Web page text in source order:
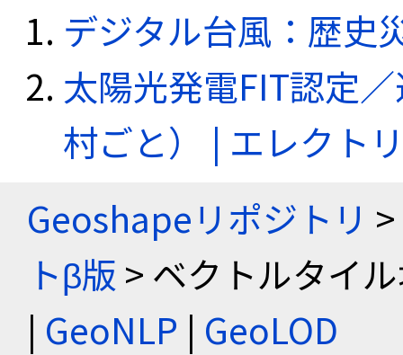
デジタル台風：歴史
太陽光発電FIT認定
村ごと） | エレクト
Geoshapeリポジトリ >
トβ版 > ベクトルタイ
| GeoNLP | GeoLOD